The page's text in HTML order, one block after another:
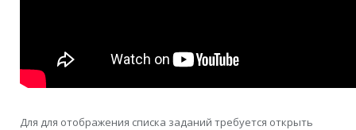
Для для отображения списка заданий требуется открыть